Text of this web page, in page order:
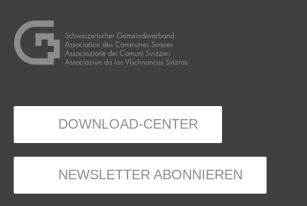
DOWNLOAD-CENTER
NEWSLETTER ABONNIEREN